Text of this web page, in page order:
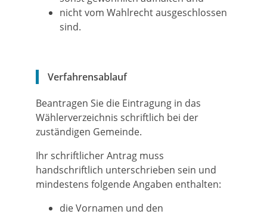
nicht vom Wahlrecht ausgeschlossen
sind.
Verfahrensablauf
Beantragen Sie die Eintragung in das
Wählerverzeichnis schriftlich bei der
zuständigen Gemeinde.
Ihr schriftlicher Antrag muss
handschriftlich unterschrieben sein und
mindestens folgende Angaben enthalten:
die Vornamen und den